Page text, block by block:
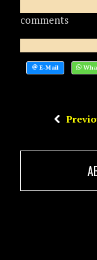
comments